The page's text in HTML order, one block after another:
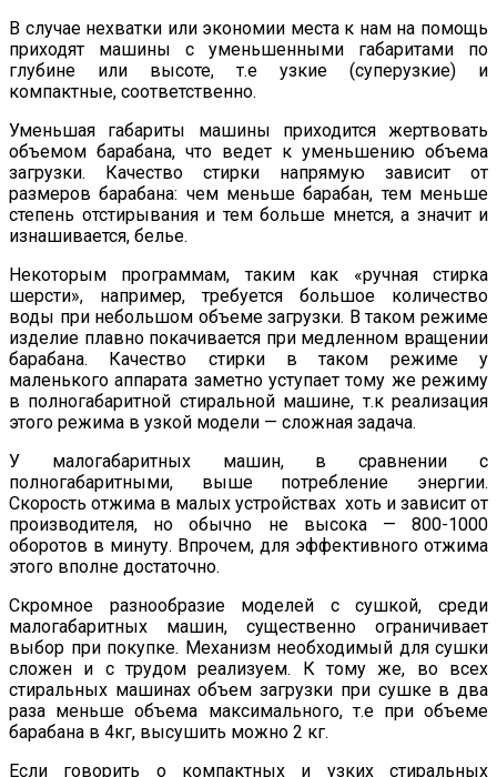
В случае нехватки или экономии места к нам на помощь
приходят машины с уменьшенными габаритами по
глубине или высоте, т.е узкие (суперузкие) и
компактные, соответственно.
Уменьшая габариты машины приходится жертвовать
объемом барабана, что ведет к уменьшению объема
загрузки. Качество стирки напрямую зависит от
размеров барабана: чем меньше барабан, тем меньше
степень отстирывания и тем больше мнется, а значит и
изнашивается, белье.
Некоторым программам, таким как «ручная стирка
шерсти», например, требуется большое количество
воды при небольшом объеме загрузки. В таком режиме
изделие плавно покачивается при медленном вращении
барабана. Качество стирки в таком режиме у
маленького аппарата заметно уступает тому же режиму
в полногабаритной стиральной машине, т.к реализация
этого режима в узкой модели — сложная задача.
У малогабаритных машин, в сравнении с
полногабаритными, выше потребление энергии.
Скорость отжима в малых устройствах хоть и зависит от
производителя, но обычно не высока — 800-1000
оборотов в минуту. Впрочем, для эффективного отжима
этого вполне достаточно.
Скромное разнообразие моделей с сушкой, среди
малогабаритных машин, существенно ограничивает
выбор при покупке. Механизм необходимый для сушки
сложен и с трудом реализуем. К тому же, во всех
стиральных машинах объем загрузки при сушке в два
раза меньше объема максимального, т.е при объеме
барабана в 4кг, высушить можно 2 кг.
Если говорить о компактных и узких стиральных